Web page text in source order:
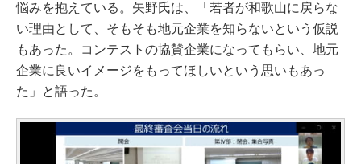
悩みを抱えている。矢野氏は、「若者が和歌山に戻らな
い理由として、そもそも地元企業を知らないという仮説
もあった。コンテストの協賛企業になってもらい、地元
企業に良いイメージをもってほしいという思いもあっ
た」と語った。